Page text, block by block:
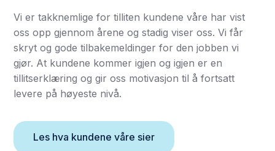
Vi er takknemlige for tilliten kundene våre har vist
oss opp gjennom årene og stadig viser oss. Vi får
skryt og gode tilbakemeldinger for den jobben vi
gjør. At kundene kommer igjen og igjen er en
tillitserklæring og gir oss motivasjon til å fortsatt
levere på høyeste nivå.
Les hva kundene våre sier